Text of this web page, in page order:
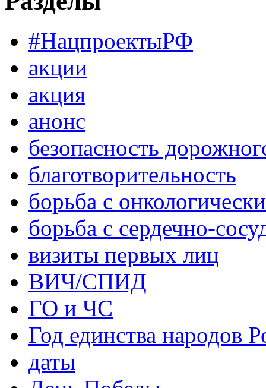
#НацпроектыРФ
акции
акция
анонс
безопасность
благотворительность
борьба с
борьба с сердечно-
визиты первых лиц
ВИЧ/СПИД
ГО и ЧС
Год единства народов
даты